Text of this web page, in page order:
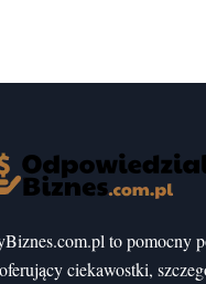
to pomocny
ciekawostki,